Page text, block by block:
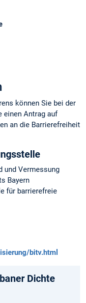
können Sie bei der
einen Antrag auf
an die Barrierefreiheit
und Vermessung
Bayern
für barrierefreie
bitv.html
Dichte